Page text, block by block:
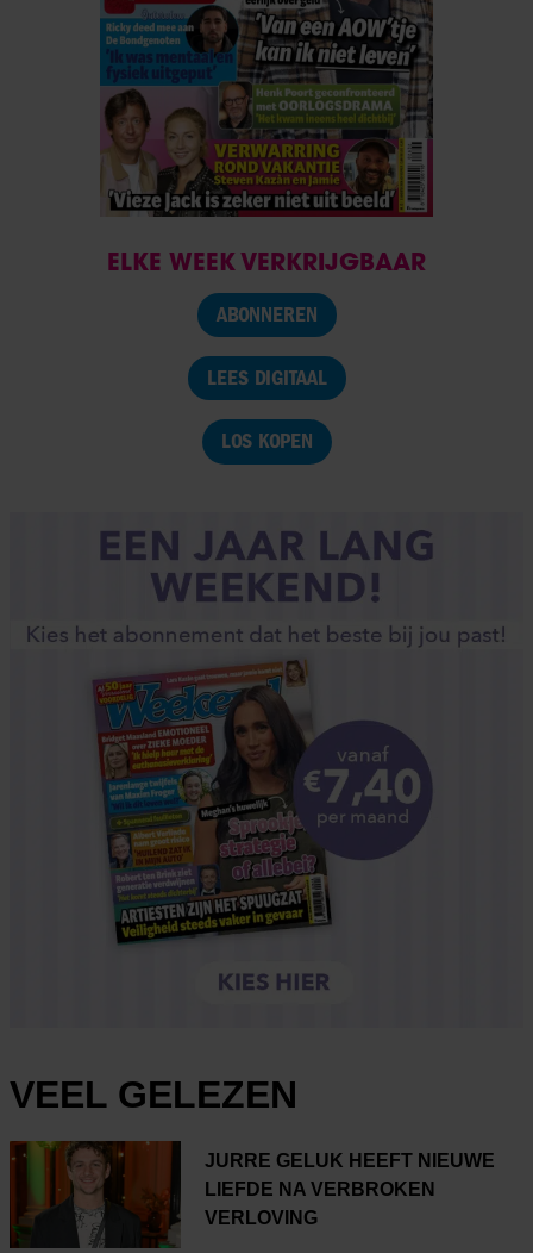
ELKE WEEK VERKRIJGBAAR
ABONNEREN
LEES DIGITAAL
LOS KOPEN